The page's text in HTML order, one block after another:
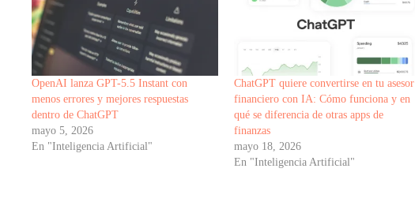
OpenAI lanza GPT-5.5 Instant con
menos errores y mejores respuestas
dentro de ChatGPT
mayo 5, 2026
En "Inteligencia Artificial"
ChatGPT quiere convertirse en tu asesor
financiero con IA: Cómo funciona y en
qué se diferencia de otras apps de
finanzas
mayo 18, 2026
En "Inteligencia Artificial"